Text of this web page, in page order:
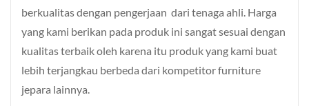
berkualitas dengan pengerjaan dari tenaga ahli. Harga
yang kami berikan pada produk ini sangat sesuai dengan
kualitas terbaik oleh karena itu produk yang kami buat
lebih terjangkau berbeda dari kompetitor furniture
jepara lainnya.